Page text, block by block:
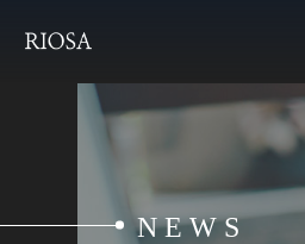
NEWS